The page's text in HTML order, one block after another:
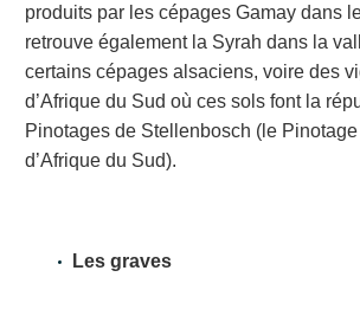
produits par les cépages Gamay dans
retrouve également la Syrah dans la
certains cépages alsaciens, voire des
d’Afrique du Sud où ces sols font la
Pinotages de Stellenbosch (le
d’Afrique du Sud).
Les graves